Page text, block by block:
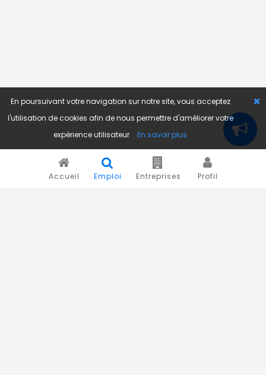
Accueil Emploi Entreprises Profil
En poursuivant votre navigation sur notre site, vous acceptez
l'utilisation de cookies afin de nous permettre d'améliorer votre
expérience utilisateur
En savoir plus